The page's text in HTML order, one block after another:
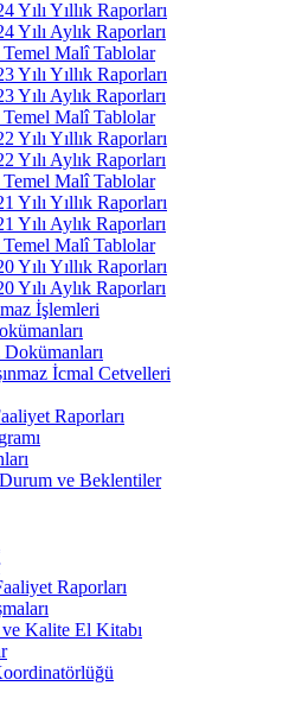
Yılı Yıllık Raporları
Yılı Aylık Raporları
Temel Malî Tablolar
Yılı Yıllık Raporları
Yılı Aylık Raporları
Temel Malî Tablolar
Yılı Yıllık Raporları
Yılı Aylık Raporları
Temel Malî Tablolar
Yılı Yıllık Raporları
Yılı Aylık Raporları
Temel Malî Tablolar
Yılı Yıllık Raporları
Yılı Aylık Raporları
İşlemleri
Dokümanları
İcmal Cetvelleri
Raporları
ve Beklentiler
Raporları
Kalite El Kitabı